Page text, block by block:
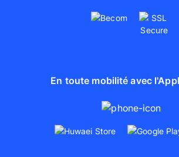
En toute mobilité avec